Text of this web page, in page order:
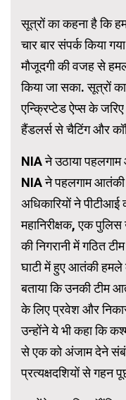
सूत्रों का कहना है कि
चार बार संपर्क किया
मौजूदगी की वजह से
किया जा सका. सूत्रों
एन्क्रिप्टेड ऐप्स के
हैंडलर्स से चैटिंग और
NIA ने उठाया
NIA ने पहलगाम
अधिकारियों ने
महानिरीक्षक, एक
की निगरानी में गठित
घाटी में हुए आतंकी हमले
बताया कि उनकी टीम
के लिए प्रवेश और
उन्होंने ये भी कहा कि
से एक को अंजाम देने
प्रत्यक्षदशियों से गहन